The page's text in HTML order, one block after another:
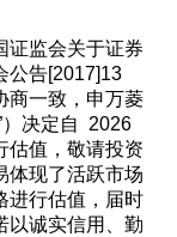
监会关于证券
公告[2017]13
商一致，申万菱
）决定自 2026
估值，敬请投资
现了活跃市场
进行估值，届时
诚实信用、勤